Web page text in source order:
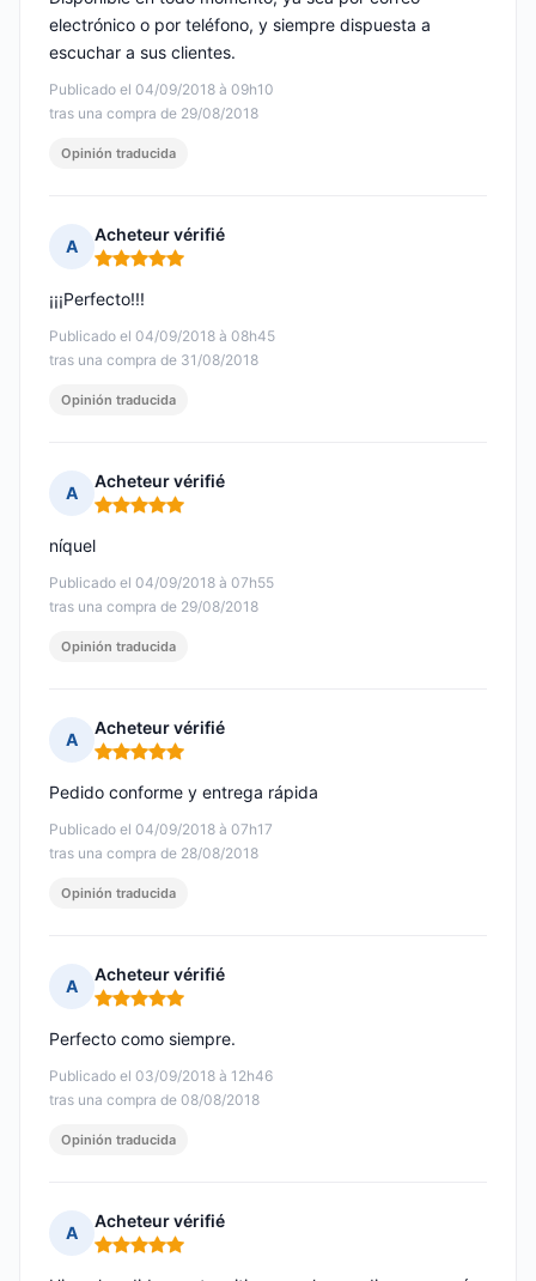
Publicado el 04/09/2018 à 09h10
tras una compra de 29/08/2018
electrónico o por teléfono, y siempre dispuesta a
escuchar a sus clientes.
Opinión traducida
A
Acheteur vérifié
Nota: 5 de 5
Publicado el 04/09/2018 à 08h45
tras una compra de 31/08/2018
¡¡¡Perfecto!!!
Opinión traducida
A
Acheteur vérifié
Nota: 5 de 5
Publicado el 04/09/2018 à 07h55
tras una compra de 29/08/2018
níquel
Opinión traducida
A
Acheteur vérifié
Nota: 5 de 5
Publicado el 04/09/2018 à 07h17
tras una compra de 28/08/2018
Pedido conforme y entrega rápida
Opinión traducida
A
Acheteur vérifié
Nota: 5 de 5
Publicado el 03/09/2018 à 12h46
tras una compra de 08/08/2018
Perfecto como siempre.
Opinión traducida
A
Acheteur vérifié
Nota: 5 de 5